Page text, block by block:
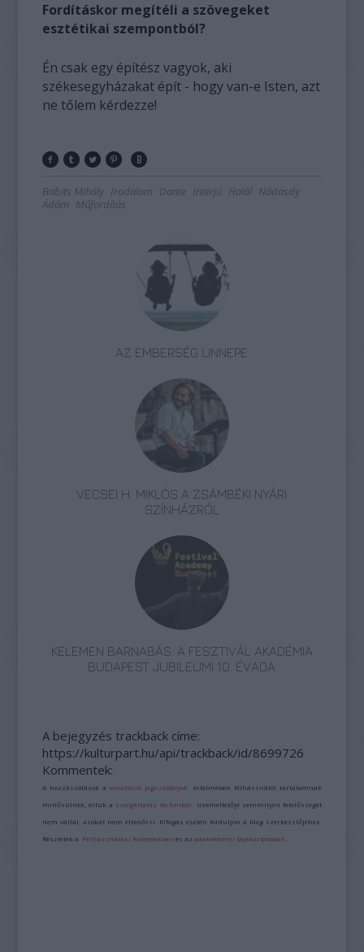
Fordításkor megítéli a szövegeket
esztétikai szempontból?
Én csak egy építész vagyok, aki
székesegyházakat épít - hogy van-e Isten, azt
ne tőlem kérdezze!
Babits Mihály Irodalom Dante Interjú Halál Nádasdy
Ádám Műfordítás
AZ EMBERSÉG ÜNNEPE
VECSEI H. MIKLÓS A ZSÁMBÉKI NYÁRI
SZÍNHÁZRÓL
KELEMEN BARNABÁS: A FESZTIVÁL AKADÉMIA
BUDAPEST JUBILEUMI 10. ÉVADA
A bejegyzés trackback címe:
https://kulturpart.hu/api/trackback/id/8699726
Kommentek:
A hozzászólások avonatkozó jogszabályok értelmében felhasználói tartalomnak
minősülnek, értük a szolgáltatás technikai üzemeltetője semmilyen felelősséget
nem vállal, azokat nem ellenőrzi. Kifogás esetén forduljon a blog szerkesztőjéhez.
Részletek a Felhasználási feltételekben és azadatvédelmi tájékoztatóban